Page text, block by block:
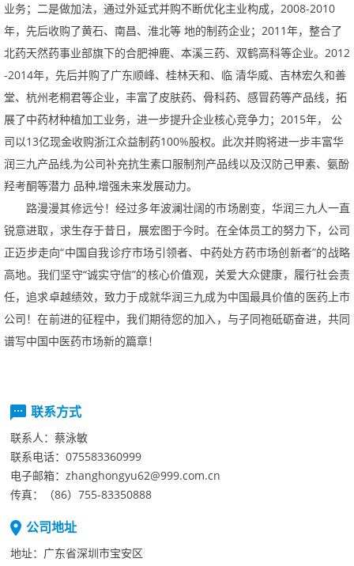
业务；二是做加法，通过外延式并购不断优化主业构成， 2008-2010
年，先后收购了黄石、南昌、淮北等地的制药企业； 2011年，整合了
北药天然药事业部旗下的合肥神鹿、本溪三药、双鹤高科等企业。 2012
-2014年，先后并购了广东顺峰、桂林天和、临清华威、吉林宏久和善
堂、杭州老桐君等企业，丰富了皮肤药、骨科药、感冒药等产品线，拓
展了中药材种植加工业务，进一步提升企业核心竞争力； 2015年，公
司以13亿现金收购浙江众益制药100%股权。此次并购将进一步丰富华
润三九产品线,为公司补充抗生素口服制剂产品线以及汉防己甲素、氨酚
羟考酮等潜力品种,增强未来发展动力。
路漫漫其修远兮！经过多年波澜壮阔的市场剧变，华润三九人一直
锐意进取，求生存于昔日，展宏图于今时。在全体员工的努力下，公司
正迈步走向“中国自我诊疗市场引领者、中药处方药市场创新者”的战略
高地。我们坚守“诚实守信”的核心价值观，关爱大众健康，履行社会责
任，追求卓越绩效，致力于成就华润三九成为中国最具价值的医药上市
公司！在前进的征程中，我们期待您的加入，与子同袍砥砺奋进，共同
谱写中国中医药市场新的篇章！
联系方式
联系人： 蔡泳敏
联系电话： 075583360999
电子邮箱： zhanghongyu62@999.com.cn
传真：
（86）755-83350888
公司地址
地址： 广东省深圳市宝安区